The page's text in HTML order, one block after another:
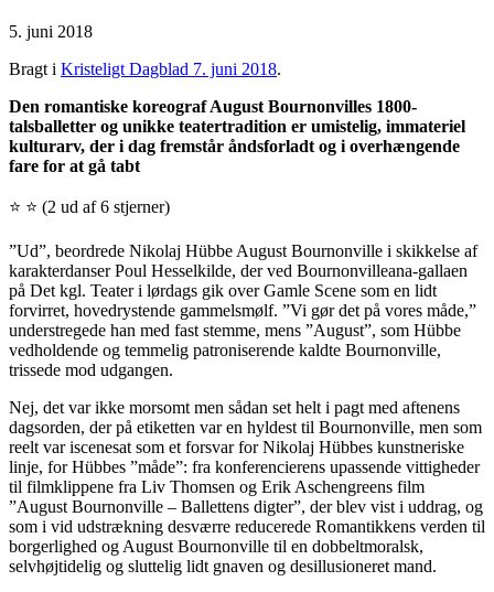
5. juni 2018
Bragt i Kristeligt Dagblad 7. juni 2018.
Den romantiske koreograf August Bournonvilles 1800-
talsballetter og unikke teatertradition er umistelig, immateriel
kulturarv, der i dag fremstår åndsforladt og i overhængende
fare for at gå tabt
⭐ ⭐ (2 ud af 6 stjerner)
”Ud”, beordrede Nikolaj Hübbe August Bournonville i skikkelse af
karakterdanser Poul Hesselkilde, der ved Bournonvilleana-gallaen
på Det kgl. Teater i lørdags gik over Gamle Scene som en lidt
forvirret, hovedrystende gammelsmølf. ”Vi gør det på vores måde,”
understregede han med fast stemme, mens ”August”, som Hübbe
vedholdende og temmelig patroniserende kaldte Bournonville,
trissede mod udgangen.
Nej, det var ikke morsomt men sådan set helt i pagt med aftenens
dagsorden, der på etiketten var en hyldest til Bournonville, men som
reelt var iscenesat som et forsvar for Nikolaj Hübbes kunstneriske
linje, for Hübbes ”måde”: fra konferencierens upassende vittigheder
til filmklippene fra Liv Thomsen og Erik Aschengreens film
”August Bournonville – Ballettens digter”, der blev vist i uddrag, og
som i vid udstrækning desværre reducerede Romantikkens verden til
borgerlighed og August Bournonville til en dobbeltmoralsk,
selvhøjtidelig og sluttelig lidt gnaven og desillusioneret mand.